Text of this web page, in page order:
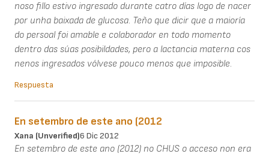
noso fillo estivo ingresado durante catro días logo de nacer
por unha baixada de glucosa. Teño que dicir que a maioría
do persoal foi amable e colaborador en todo momento
dentro das súas posibildades, pero a lactancia materna cos
nenos ingresados vólvese pouco menos que imposible.
Respuesta
En setembro de este ano (2012
Xana (unverified)6 Dic 2012
En setembro de este ano (2012) no CHUS o acceso non era